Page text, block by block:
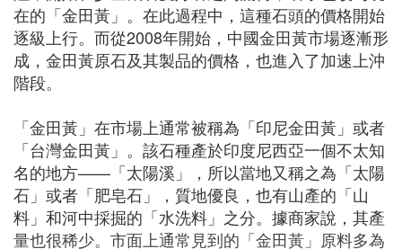
在的「金田黃」。在此過程中，這種石頭的價格開始
逐級上行。而從2008年開始，中國金田黃市場逐漸形
成，金田黃原石及其製品的價格，也進入了加速上沖
階段。
「金田黃」在市場上通常被稱為「印尼金田黃」或者
「台灣金田黃」。該石種產於印度尼西亞一個不太知
名的地方——「太陽溪」，所以當地又稱之為「太陽
石」或者「肥皂石」，質地優良，也有山產的「山
料」和河中採掘的「水洗料」之分。據商家說，其產
量也很稀少。市面上通常見到的「金田黃」原料多為